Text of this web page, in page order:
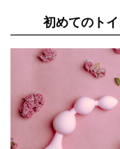
初めてのト